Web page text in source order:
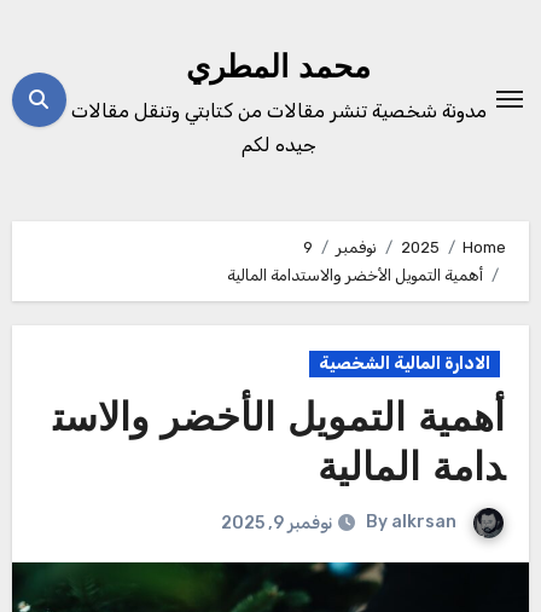
محمد المطري
مدونة شخصية تنشر مقالات من كتابتي وتنقل مقالات
جيده لكم
Home
2025 نوفمبر
9
أهمية التمويل الأخضر والاستدامة المالية
الادارة المالية الشخصية
أهمية التمويل الأخضر والاست
دامة المالية
By alkrsan نوفمبر 9, 2025